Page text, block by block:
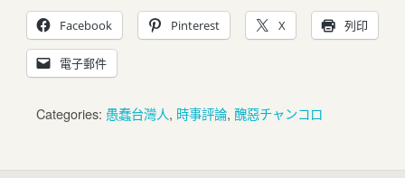
Facebook Pinterest X 列印
電子郵件
Categories: 愚蠢台灣人, 時事評論, 醜惡チャンコロ